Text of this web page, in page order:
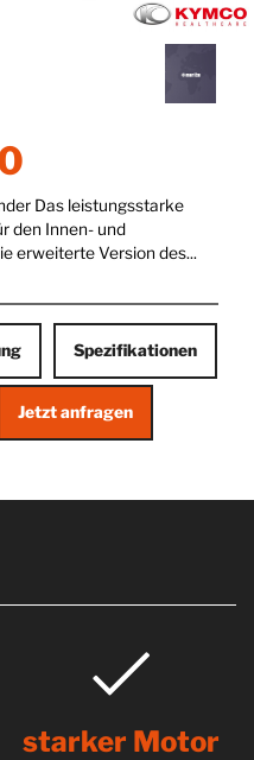
Das leistungsstarke
den Innen- und
erweiterte Version des...
Spezifikationen
Jetzt anfragen
starker Motor